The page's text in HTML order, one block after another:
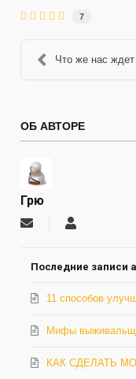
7
Что же нас
ОБ АВТОРЕ
Грю
Подписаться
автора
Грю
Последние записи
11 способов
Мифы
КАК СДЕЛАТЬ